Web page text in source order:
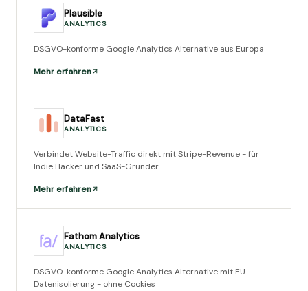
Plausible
ANALYTICS
DSGVO-konforme Google Analytics Alternative aus Europa
Mehr erfahren
DataFast
ANALYTICS
Verbindet Website-Traffic direkt mit Stripe-Revenue - für
Indie Hacker und SaaS-Gründer
Mehr erfahren
Fathom Analytics
ANALYTICS
DSGVO-konforme Google Analytics Alternative mit EU-
Datenisolierung - ohne Cookies